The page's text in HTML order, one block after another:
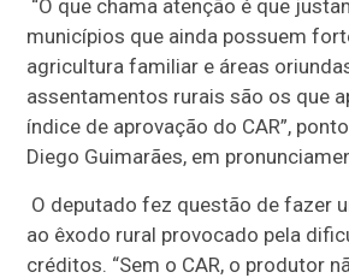
“O que chama atenção é que
municípios que ainda possuem
agricultura familiar e áreas
assentamentos rurais são os que
índice de aprovação do CAR”,
Diego Guimarães, em
O deputado fez questão de fazer
ao êxodo rural provocado pela
créditos. “Sem o CAR, o produtor